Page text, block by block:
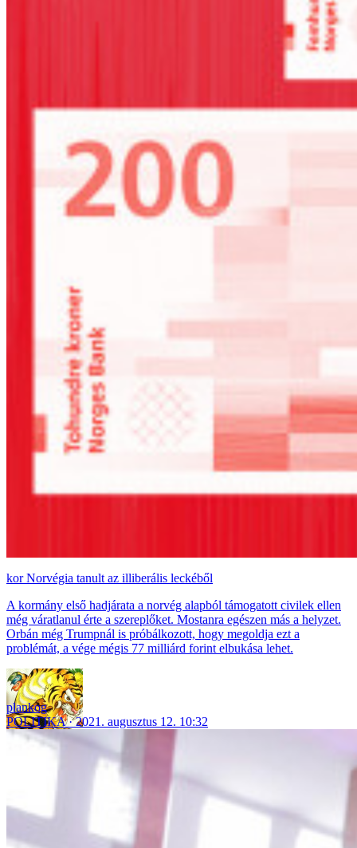
Norvégia tanult az illiberális leckéből
A kormány első hadjárata a norvég alapból támogatott civilek ellen
még váratlanul érte a szereplőket. Mostanra egészen más a helyzet.
Orbán még Trumpnál is próbálkozott, hogy megoldja ezt a
problémát, a vége mégis 77 milliárd forint elbukása lehet.
plankog
POLITIKA
2021. augusztus 12. 10:32